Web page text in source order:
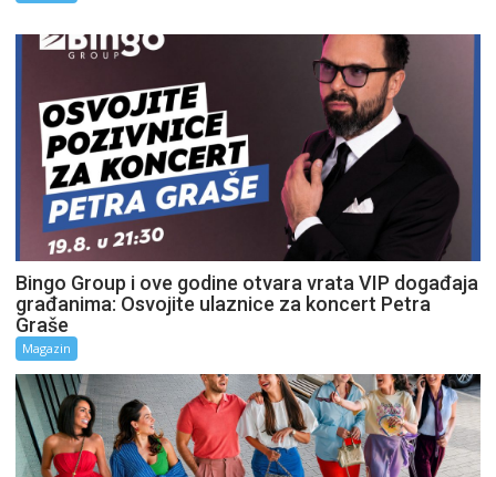
Bingo Group i ove godine otvara vrata VIP događaja
građanima: Osvojite ulaznice za koncert Petra
Graše
Magazin